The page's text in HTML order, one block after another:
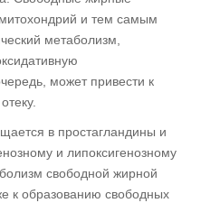
и тем самым
метаболизм,
может привести к
в простагландины и
и липоксигенозному
свободной жирной
к образованию свободных